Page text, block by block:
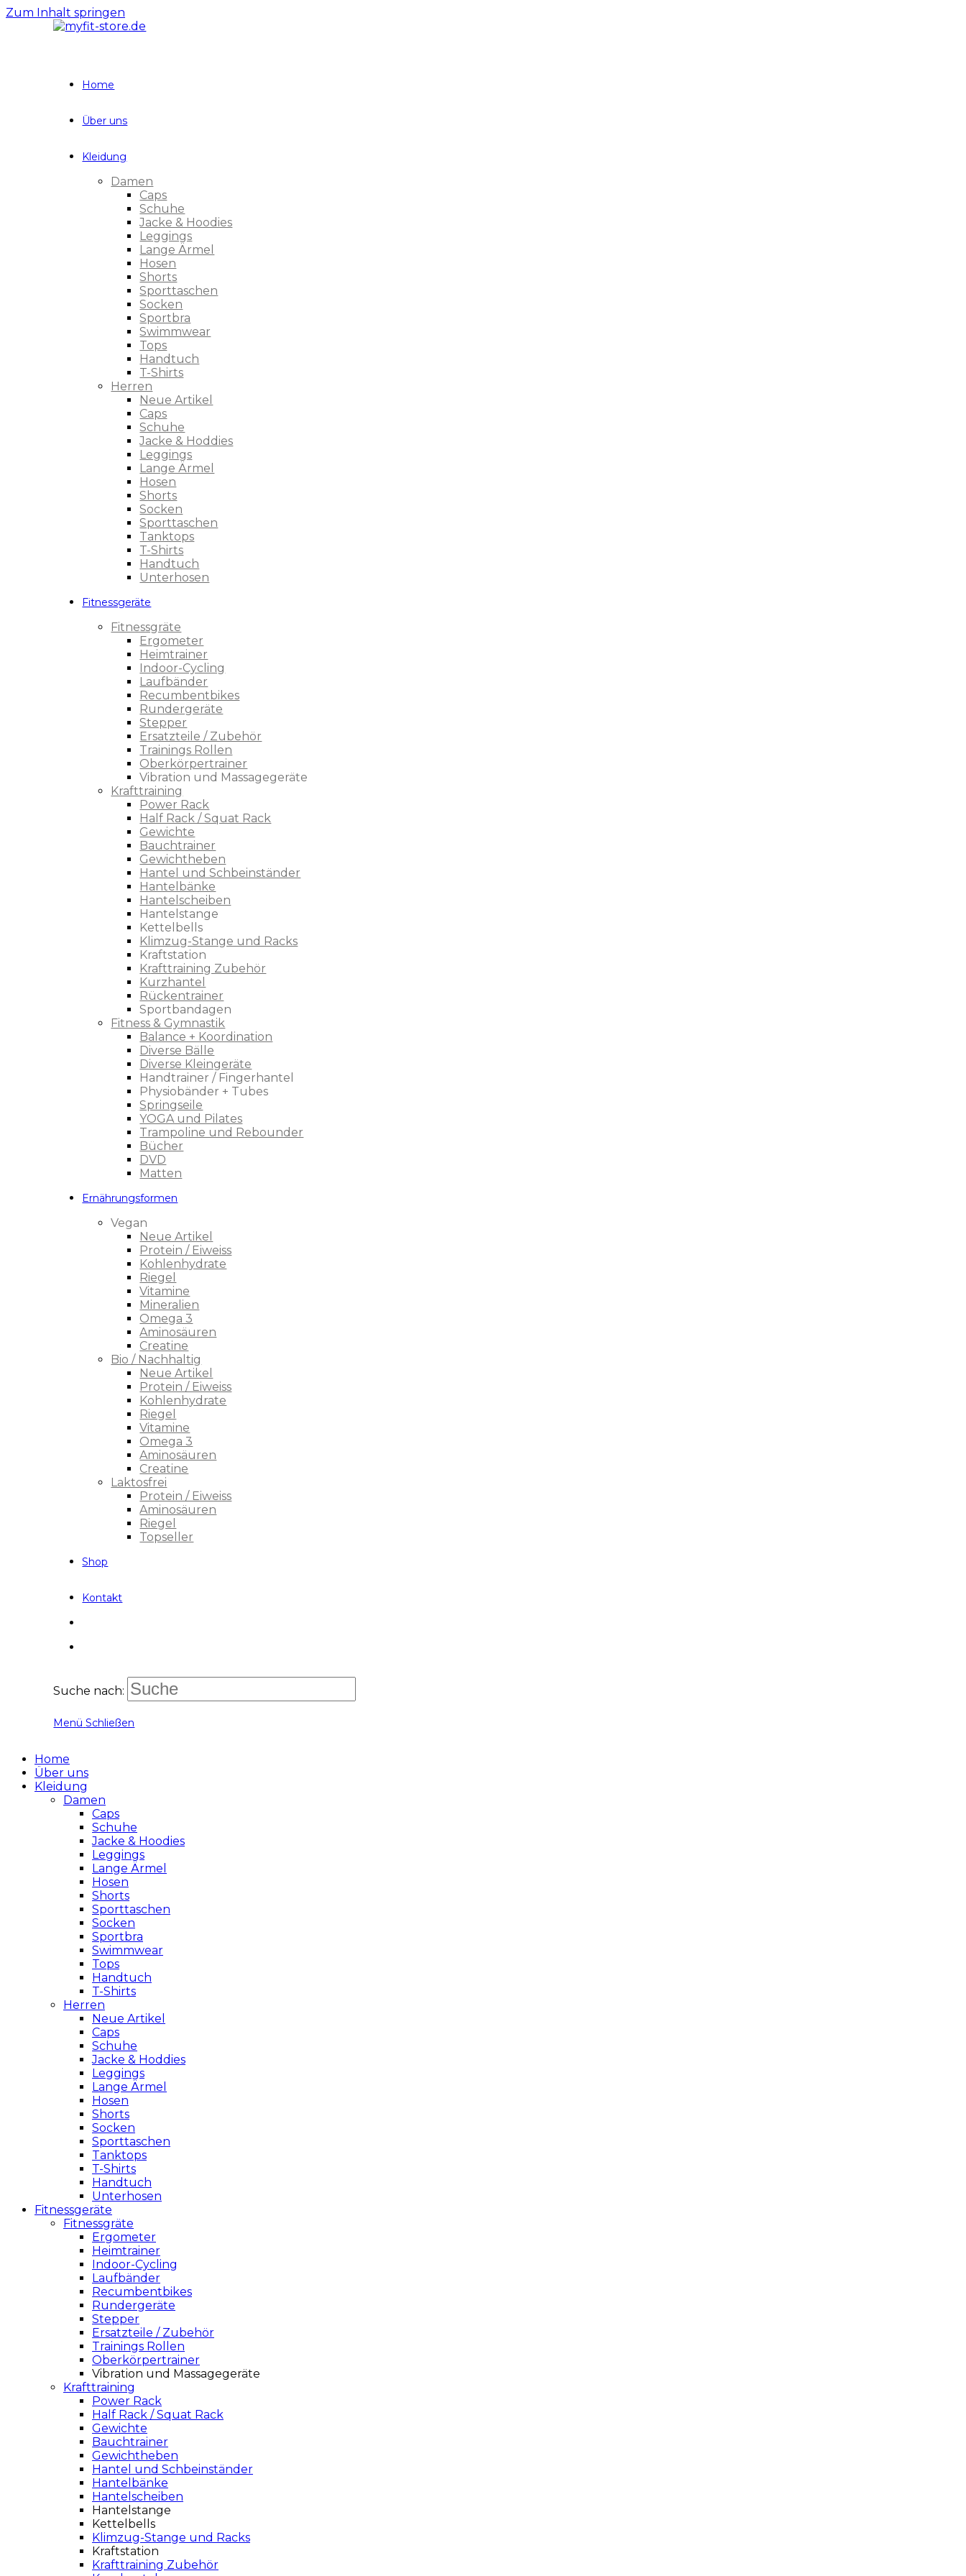
Zum Inhalt springen
Home
Über uns
Kleidung
Damen
Caps
Schuhe
Jacke & Hoodies
Leggings
Lange Ärmel
Hosen
Shorts
Sporttaschen
Socken
Sportbra
Swimmwear
Tops
Handtuch
T-Shirts
Herren
Neue Artikel
Caps
Schuhe
Jacke & Hoddies
Leggings
Lange Ärmel
Hosen
Shorts
Socken
Sporttaschen
Tanktops
T-Shirts
Handtuch
Unterhosen
Fitnessgeräte
Fitnessgräte
Ergometer
Heimtrainer
Indoor-Cycling
Laufbänder
Recumbentbikes
Rundergeräte
Stepper
Ersatzteile / Zubehör
Trainings Rollen
Oberkörpertrainer
Vibration und Massagegeräte
Krafttraining
Power Rack
Half Rack / Squat Rack
Gewichte
Bauchtrainer
Gewichtheben
Hantel und Schbeinständer
Hantelbänke
Hantelscheiben
Hantelstange
Kettelbells
Klimzug-Stange und Racks
Kraftstation
Krafttraining Zubehör
Kurzhantel
Rückentrainer
Sportbandagen
Fitness & Gymnastik
Balance + Koordination
Diverse Bälle
Diverse Kleingeräte
Handtrainer / Fingerhantel
Physiobänder + Tubes
Springseile
YOGA und Pilates
Trampoline und Rebounder
Bücher
DVD
Matten
Ernährungsformen
Vegan
Neue Artikel
Protein / Eiweiss
Kohlenhydrate
Riegel
Vitamine
Mineralien
Omega 3
Aminosäuren
Creatine
Bio / Nachhaltig
Neue Artikel
Protein / Eiweiss
Kohlenhydrate
Riegel
Vitamine
Omega 3
Aminosäuren
Creatine
Laktosfrei
Protein / Eiweiss
Aminosäuren
Riegel
Topseller
Shop
Kontakt
Suche nach:
Menü Schließen
Home
Über uns
Kleidung
Damen
Caps
Schuhe
Jacke & Hoodies
Leggings
Lange Ärmel
Hosen
Shorts
Sporttaschen
Socken
Sportbra
Swimmwear
Tops
Handtuch
T-Shirts
Herren
Neue Artikel
Caps
Schuhe
Jacke & Hoddies
Leggings
Lange Ärmel
Hosen
Shorts
Socken
Sporttaschen
Tanktops
T-Shirts
Handtuch
Unterhosen
Fitnessgeräte
Fitnessgräte
Ergometer
Heimtrainer
Indoor-Cycling
Laufbänder
Recumbentbikes
Rundergeräte
Stepper
Ersatzteile / Zubehör
Trainings Rollen
Oberkörpertrainer
Vibration und Massagegeräte
Krafttraining
Power Rack
Half Rack / Squat Rack
Gewichte
Bauchtrainer
Gewichtheben
Hantel und Schbeinständer
Hantelbänke
Hantelscheiben
Hantelstange
Kettelbells
Klimzug-Stange und Racks
Kraftstation
Krafttraining Zubehör